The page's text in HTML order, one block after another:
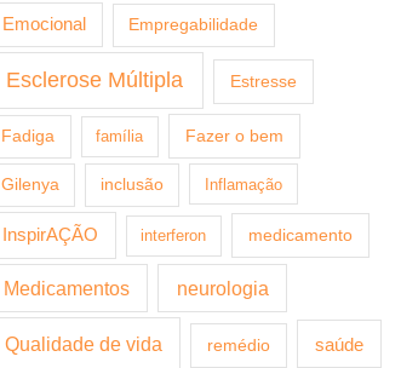
Emocional Empregabilidade
Esclerose Múltipla Estresse
Fadiga família Fazer o bem
Gilenya inclusão Inflamação
InspirAÇÃO interferon medicamento
Medicamentos neurologia
Qualidade de vida remédio saúde